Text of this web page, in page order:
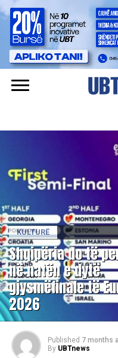
KULTURË
Shqipëria do të
në natën e dytë
gjysmëfinale të
2026
Published 7 months
By UBTnews